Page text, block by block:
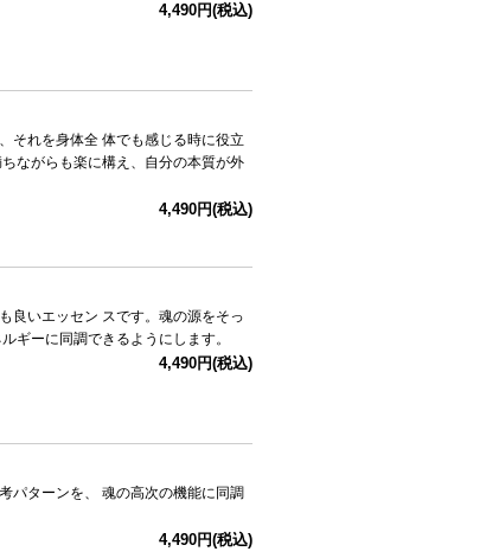
4,490円(税込)
それを身体全 体でも感じる時に役立
ながらも楽に構え、自分の本質が外
4,490円(税込)
良いエッセン スです。魂の源をそっ
ギーに同調できるようにします。
4,490円(税込)
パターンを、 魂の高次の機能に同調
4,490円(税込)